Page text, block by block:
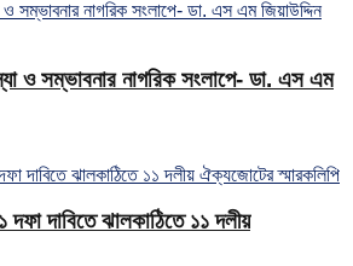
ও সম্ভাবনার নাগরিক সংলাপে- ডা. এস এম
দাবিতে ঝালকাঠিতে ১১ দলীয়